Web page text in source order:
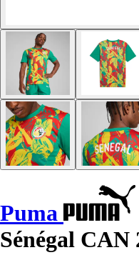
Puma
Sénégal CAN